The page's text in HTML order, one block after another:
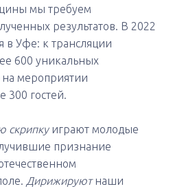
мы требуем
результатов. В 2022
в Уфе: к трансляции
600 уникальных
на мероприятии
300 гостей.
скрипкуиграют молодые
признание
Дирижируютнаши